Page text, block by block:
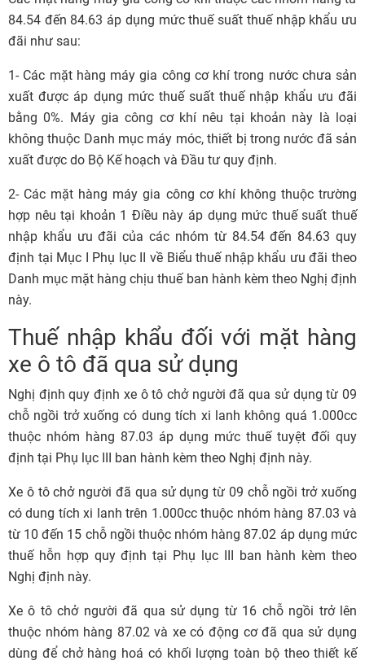
84.54 đến 84.63 áp dụng mức thuế suất thuế nhập khẩu ưu
đãi như sau:
1- Các mặt hàng máy gia công cơ khí trong nước chưa sản
xuất được áp dụng mức thuế suất thuế nhập khẩu ưu đãi
bằng 0%. Máy gia công cơ khí nêu tại khoản này là loại
không thuộc Danh mục máy móc, thiết bị trong nước đã sản
xuất được do Bộ Kế hoạch và Đầu tư quy định.
2- Các mặt hàng máy gia công cơ khí không thuộc trường
hợp nêu tại khoản 1 Điều này áp dụng mức thuế suất thuế
nhập khẩu ưu đãi của các nhóm từ 84.54 đến 84.63 quy
định tại Mục I Phụ lục II về Biểu thuế nhập khẩu ưu đãi theo
Danh mục mặt hàng chịu thuế ban hành kèm theo Nghị định
này.
Thuế nhập khẩu đối với mặt hàng
xe ô tô đã qua sử dụng
Nghị định quy định xe ô tô chở người đã qua sử dụng từ 09
chỗ ngồi trở xuống có dung tích xi lanh không quá 1.000cc
thuộc nhóm hàng 87.03 áp dụng mức thuế tuyệt đối quy
định tại Phụ lục III ban hành kèm theo Nghị định này.
Xe ô tô chở người đã qua sử dụng từ 09 chỗ ngồi trở xuống
có dung tích xi lanh trên 1.000cc thuộc nhóm hàng 87.03 và
từ 10 đến 15 chỗ ngồi thuộc nhóm hàng 87.02 áp dụng mức
thuế hỗn hợp quy định tại Phụ lục III ban hành kèm theo
Nghị định này.
Xe ô tô chở người đã qua sử dụng từ 16 chỗ ngồi trở lên
thuộc nhóm hàng 87.02 và xe có động cơ đã qua sử dụng
dùng để chở hàng hoá có khối lượng toàn bộ theo thiết kế